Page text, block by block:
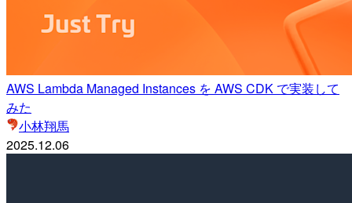
AWS Lambda Managed Instances を AWS CDK で実装して
みた
小林翔馬
2025.12.06